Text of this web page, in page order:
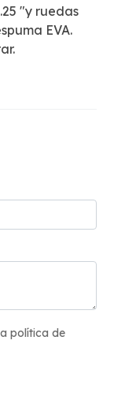
"y ruedas
EVA.
política de